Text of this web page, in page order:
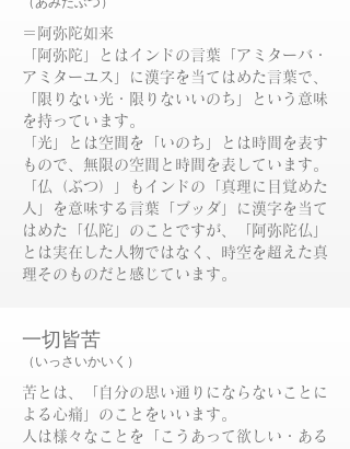
​＝阿弥陀如来
「阿弥陀」とはインドの言葉「アミターバ・
アミターユス」に漢字を当てはめた言葉で、
「限りない光・限りないいのち」という意味
を持っています。
「光」とは空間を「いのち」とは時間を表す
もので、無限の空間と時間を表しています。
「仏（ぶつ）」もインドの「真理に目覚めた
人」を意味する言葉「ブッダ」に漢字を当て
はめた「仏陀」のことですが、「阿弥陀仏」
とは実在した人物ではなく、時空を超えた真
理そのものだと感じています。
一切皆苦
（ いっさいかいく）
苦とは、「自分の思い通りにならないことに
よる心痛」のことをいいます。
人は様々なことを「こうあって欲しい・ある